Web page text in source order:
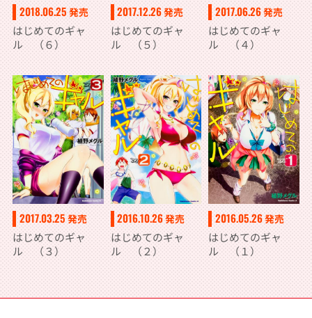
2018.06.25 発売
はじめてのギャ
ル （６）
2017.12.26発売
はじめてのギャ
ル （５）
2017.06.26発売
はじめてのギャ
ル （４）
2017.03.25 発売
はじめてのギャ
ル （３）
2016.10.26発売
はじめてのギャ
ル （２）
2016.05.26発売
はじめてのギャ
ル （１）